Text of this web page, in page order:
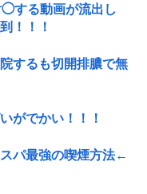
する動画が流出し
！！！
するも切開排膿で無
がでかい！！！
パ最強の喫煙方法←